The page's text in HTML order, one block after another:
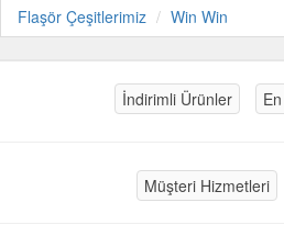
Flaşör Çeşitlerimiz Win Win
İndirimli Ürünler
Müşteri Hizmetleri